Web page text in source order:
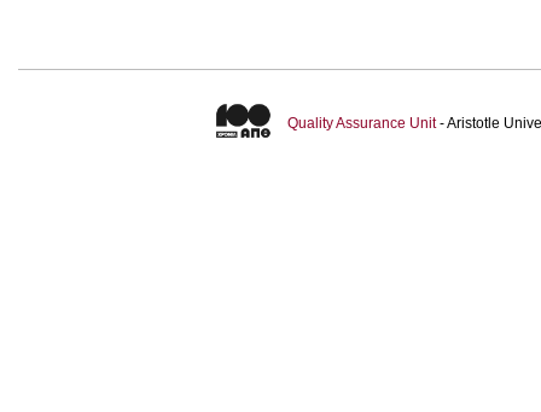
Quality Assurance Unit- Aristotle